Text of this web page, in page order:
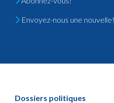
Envoyez-nous une nouvelle!
Dossiers politiques